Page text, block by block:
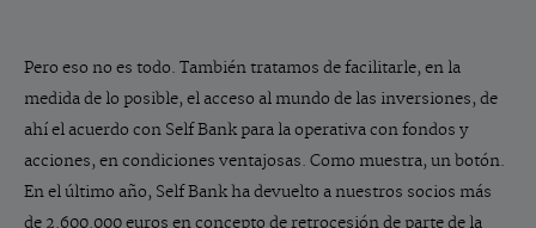
Pero eso no es todo. También tratamos de facilitarle, en la
medida de lo posible, el acceso al mundo de las inversiones, de
ahí el acuerdo con Self Bank para la operativa con fondos y
acciones, en condiciones ventajosas. Como muestra, un botón.
En el último año, Self Bank ha devuelto a nuestros socios más
de 2.600.000 euros en concepto de retrocesión de parte de la